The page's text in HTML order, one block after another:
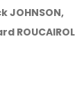
JOHNSON,
ROUCAIROL